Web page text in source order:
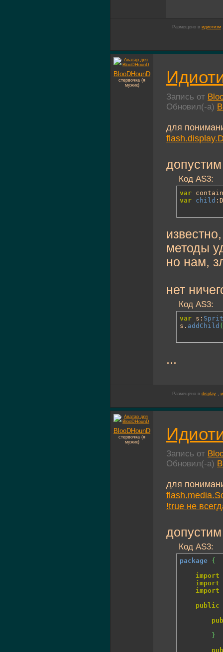
Размещено в идиотизм
BlooDHounD
стервочка (я
мужик)
Запись от
Обновил(-а)
для
Код AS3:
var
var child
методы
но нам,
нет
Код AS3:
var s:
s. addChild (
...
Размещено в display ,
BlooDHounD
стервочка (я
мужик)
Запись от
Обновил(-а)
для
!true не
Код AS3:
package {
import
import
import
public
}